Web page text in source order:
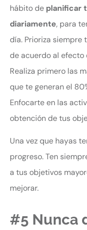
hábito de planificar
diariamente, para
día. Prioriza
de acuerdo al efecto
Realiza primero las
que te generan el
Enfocarte en las
obtención de tus
Una vez que hayas
progreso. Ten
a tus objetivos
mejorar.
#5 Nunca